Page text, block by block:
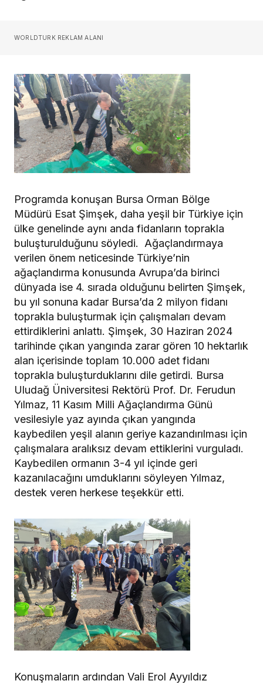
WORLDTURK REKLAM ALANI
Programda konuşan Bursa Orman Bölge
Müdürü Esat Şimşek, daha yeşil bir Türkiye için
ülke genelinde aynı anda fidanların toprakla
buluşturulduğunu söyledi. Ağaçlandırmaya
verilen önem neticesinde Türkiye’nin
ağaçlandırma konusunda Avrupa’da birinci
dünyada ise 4. sırada olduğunu belirten Şimşek,
bu yıl sonuna kadar Bursa’da 2 milyon fidanı
toprakla buluşturmak için çalışmaları devam
ettirdiklerini anlattı. Şimşek, 30 Haziran 2024
tarihinde çıkan yangında zarar gören 10 hektarlık
alan içerisinde toplam 10.000 adet fidanı
toprakla buluşturduklarını dile getirdi. Bursa
Uludağ Üniversitesi Rektörü Prof. Dr. Ferudun
Yılmaz, 11 Kasım Milli Ağaçlandırma Günü
vesilesiyle yaz ayında çıkan yangında
kaybedilen yeşil alanın geriye kazandırılması için
çalışmalara aralıksız devam ettiklerini vurguladı.
Kaybedilen ormanın 3-4 yıl içinde geri
kazanılacağını umduklarını söyleyen Yılmaz,
destek veren herkese teşekkür etti.
Konuşmaların ardından Vali Erol Ayyıldız